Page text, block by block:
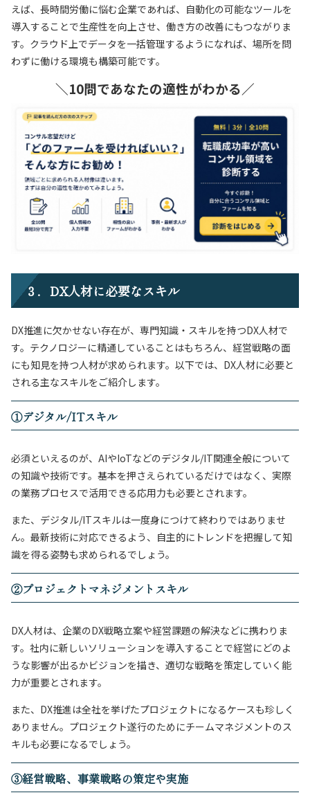
えば、長時間労働に悩む企業であれば、自動化の可能なツールを
導入することで生産性を向上させ、働き方の改善にもつながりま
す。クラウド上でデータを一括管理するようになれば、場所を問
わずに働ける環境も構築可能です。
＼10問であなたの適性がわかる／
３．DX人材に必要なスキル
DX推進に欠かせない存在が、専門知識・スキルを持つDX人材で
す。テクノロジーに精通していることはもちろん、経営戦略の面
にも知見を持つ人材が求められます。以下では、DX人材に必要と
される主なスキルをご紹介します。
①デジタル/ITスキル
必須といえるのが、AIやIoTなどのデジタル/IT関連全般について
の知識や技術です。基本を押さえられているだけではなく、実際
の業務プロセスで活用できる応用力も必要とされます。
また、デジタル/ITスキルは一度身につけて終わりではありませ
ん。最新技術に対応できるよう、自主的にトレンドを把握して知
識を得る姿勢も求められるでしょう。
②プロジェクトマネジメントスキル
DX人材は、企業のDX戦略立案や経営課題の解決などに携わりま
す。社内に新しいソリューションを導入することで経営にどのよ
うな影響が出るかビジョンを描き、適切な戦略を策定していく能
力が重要とされます。
また、DX推進は全社を挙げたプロジェクトになるケースも珍しく
ありません。プロジェクト遂行のためにチームマネジメントのス
キルも必要になるでしょう。
③経営戦略、事業戦略の策定や実施